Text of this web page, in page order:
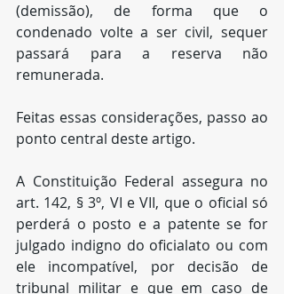
(demissão), de forma que o
condenado volte a ser civil, sequer
passará para a reserva não
remunerada.
Feitas essas considerações, passo ao
ponto central deste artigo.
A Constituição Federal assegura no
art. 142, § 3º, VI e VII, que o oficial só
perderá o posto e a patente se for
julgado indigno do oficialato ou com
ele incompatível, por decisão de
tribunal militar e que em caso de